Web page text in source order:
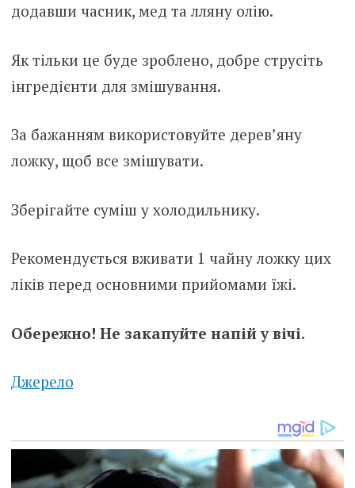
додавши часник, мед та лляну олію.
Як тільки це буде зроблено, добре струсіть
інгредієнти для змішування.
За бажанням використовуйте дерев’яну
ложку, щоб все змішувати.
Зберігайте суміш у холодильнику.
Рекомендується вживати 1 чайну ложку цих
ліків перед основними прийомами їжі.
Обережно! Не закапуйте напій у вічі.
Джерело